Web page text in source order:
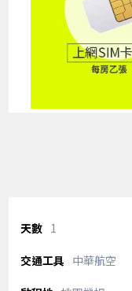
1
中華航空